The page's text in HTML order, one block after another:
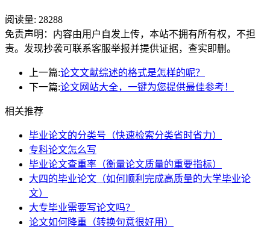
阅读量: 28288
免责声明：内容由用户自发上传，本站不拥有所有权，不担
责。发现抄袭可联系客服举报并提供证据，查实即删。
上一篇:论文文献综述的格式是怎样的呢？
下一篇:论文网站大全，一键为您提供最佳参考！
相关推荐
毕业论文的分类号（快速检索分类省时省力）
专科论文怎么写
毕业论文查重率（衡量论文质量的重要指标）
大四的毕业论文（如何顺利完成高质量的大学毕业论
文）
大专毕业需要写论文吗？
论文如何降重（转换句意很好用）